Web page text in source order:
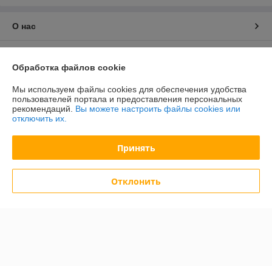
О нас
График работы
Полная версия сайта
Политика обработки cookies
Обработка файлов cookie
Мы используем файлы cookies для обеспечения удобства
пользователей портала и предоставления персональных
рекомендаций. Вы можете настроить файлы cookies или
отключить их.
Принять
Отклонить